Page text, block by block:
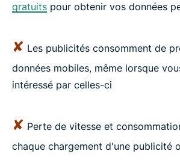
gratuits pour obtenir vos données
✘ Les publicités consomment de
données mobiles, même lorsque
intéressé par celles-ci
✘ Perte de vitesse et
chaque chargement d'une publicité